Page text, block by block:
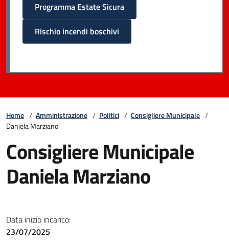
Programma Estate Sicura
Rischio incendi boschivi
Home / Amministrazione / Politici / Consigliere Municipale /
Daniela Marziano
Consigliere Municipale
Daniela Marziano
Data inizio incarico:
23/07/2025